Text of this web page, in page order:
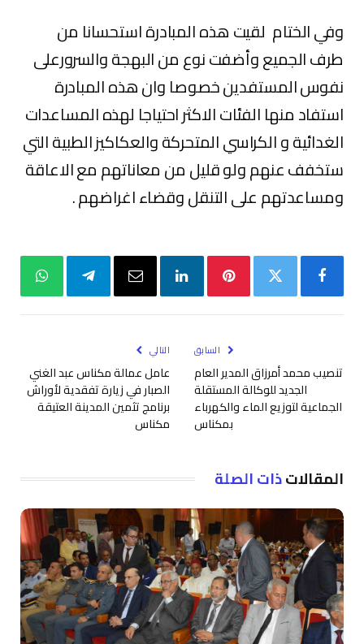
وفي الختام لقيت هذه المبادرة استحسانا من
طرف الجميع وأضفت نوع من البهجة والسرورعلى
نفوس المستفدين خصوصا وان هذه المبادرة
استفاد منها الفئات الاكثر احتياجا لهذه المساعدات
الغدائية و الكراسي المتحركة والعكاكيز الطبية التي
ستخفف عنهم ولو قليل من معاناتهم مع الاعاقة
ومساعدتهم على التنقل وقضاء اغراضهم .
لينكدإن البريد
السابق
تنصيب محمد أمرزاق المدير العام
الجديد للوكالة المستقلة
الجماعية لتوزيع الماء والكهرباء
بمكناس
التالي
عامل عمالة مكناس عبد الغني
الصبار في زيارة تفقدية لأوراش
برنامج تثمين المدينة العتيقة
مكناس
المقالاتذات الصلة